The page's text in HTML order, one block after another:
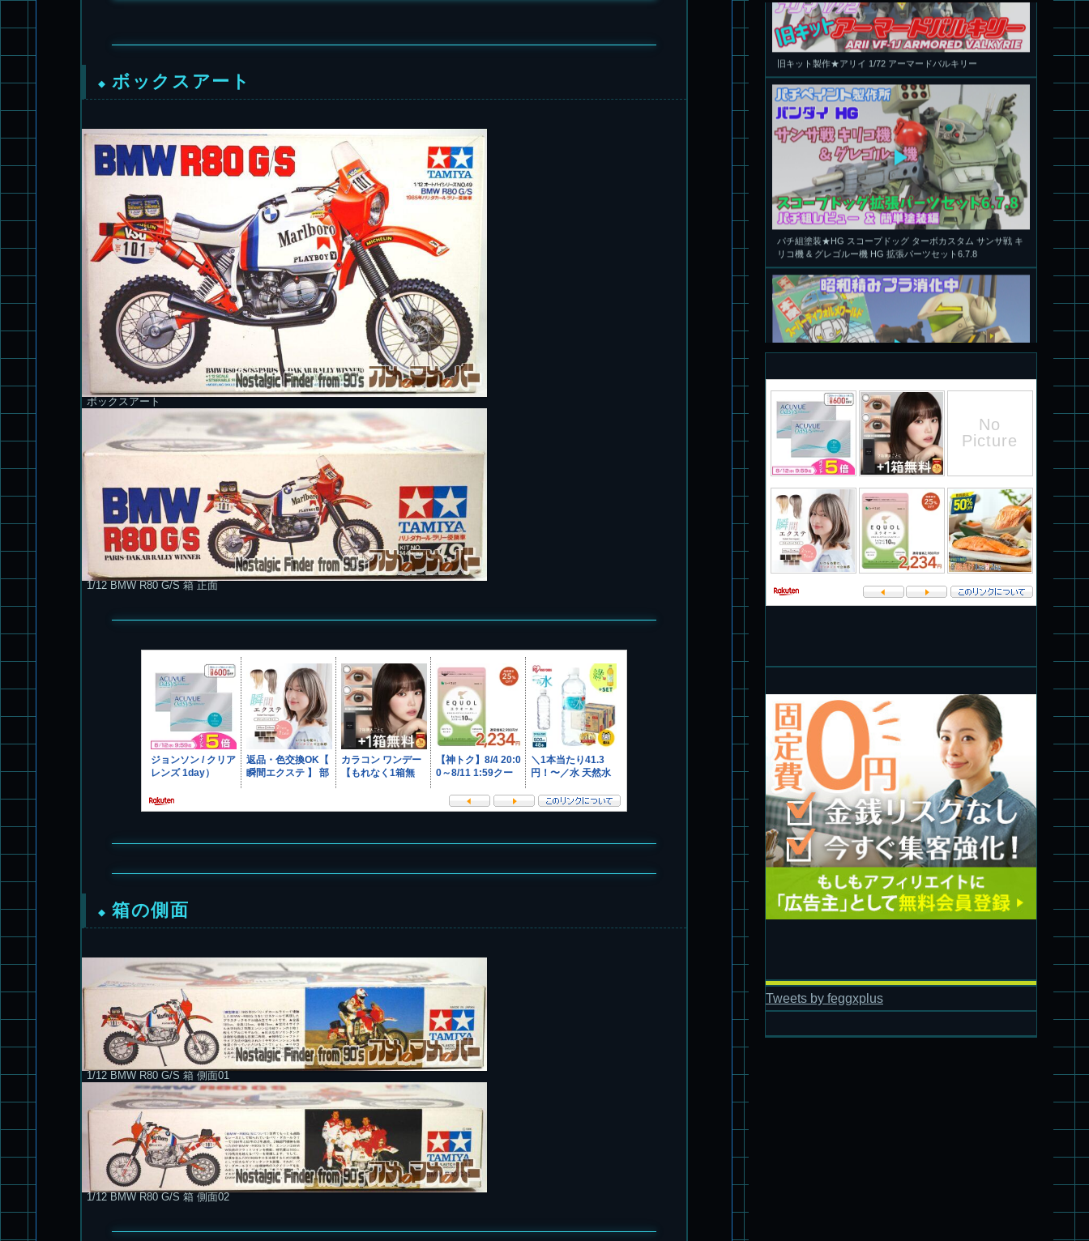
ボックスアート
ボックスアート
1/12 BMW R80 G/S 箱 正面
箱の側面
1/12 BMW R80 G/S 箱 側面01
1/12 BMW R80 G/S 箱 側面02
パチ組塗装★HG スコープドッグ ターボカスタム サンサ戦 キ
リコ機 & グレゴルー機 HG 拡張パーツセット6.7.8
パチ組塗装★PLAMAX 1/72 バトロイド・バルキリー VF-1S ロ
イ・フォッカー スペシャル
パチ組★WAVE 1/35 マーシィドッグ & ストライクドッグ
旧キット製作★アオシマ ロボダッチ モビルタマゴロー
Tweets by feggxplus